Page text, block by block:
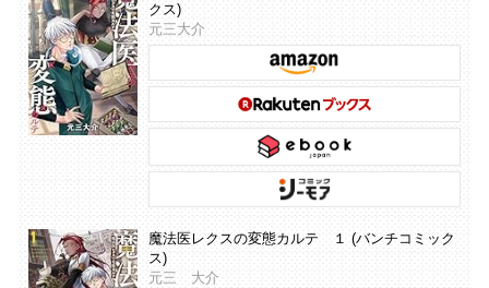
クス)
元三大介
魔法医レクスの変態カルテ １ (バンチコミック
ス)
元三 大介